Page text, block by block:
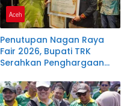
Aceh
Penutupan Nagan Raya
Fair 2026, Bupati TRK
Serahkan Penghargaan